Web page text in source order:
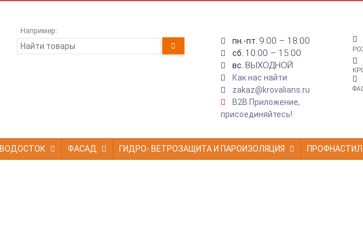
Например:
пн.-пт. 9:00 – 18:00
сб. 10:00 – 15:00
вс. ВЫХОДНОЙ
Как нас найти
zakaz@krovalians.ru
B2B Приложение,
присоединяйтесь!
ВОДОСТОК ФАСАД ГИДРО- ВЕТРОЗАЩИТА И ПАРОИЗОЛЯЦИЯ ПРОФНАСТИЛ